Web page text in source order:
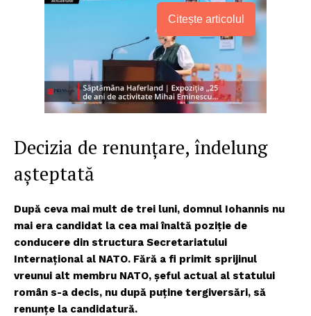
Citește articolul
Decizia de renunțare, îndelung
așteptată
După ceva mai mult de trei luni, domnul Iohannis nu
mai era candidat la cea mai înaltă poziție de
conducere din structura Secretariatului
Internațional al NATO. Fără a fi primit sprijinul
vreunui alt membru NATO, șeful actual al statului
român s-a decis, nu după puține tergiversări, să
renunțe la candidatură.